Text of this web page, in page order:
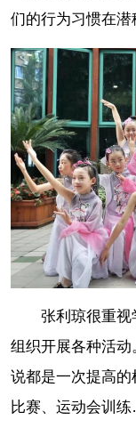
们的行为习惯在潜
张利琼很重视
组织开展各种活
说都是一次提高
比赛、运动会训